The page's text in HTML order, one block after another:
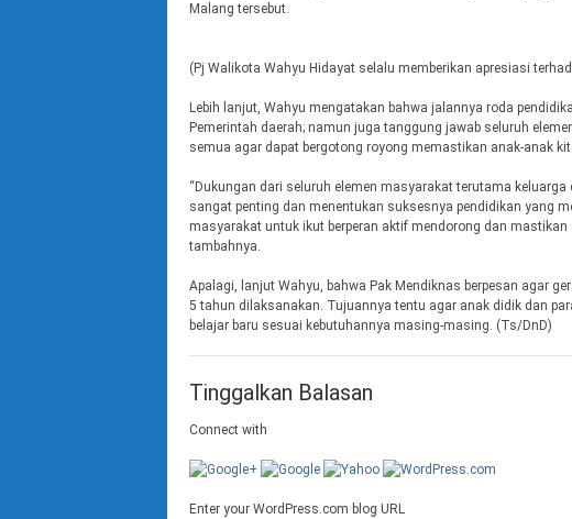
Malang tersebut.
(Pj Walikota Wahyu Hidayat selalu memberikan apresiasi
Lebih lanjut, Wahyu mengatakan bahwa jalannya roda
Pemerintah daerah; namun juga tanggung jawab seluruh
semua agar dapat bergotong royong memastikan anak-anak
“Dukungan dari seluruh elemen masyarakat terutama
sangat penting dan menentukan suksesnya pendidikan yang
masyarakat untuk ikut berperan aktif mendorong dan
tambahnya.
Apalagi, lanjut Wahyu, bahwa Pak Mendiknas berpesan agar
5 tahun dilaksanakan. Tujuannya tentu agar anak didik dan
belajar baru sesuai kebutuhannya masing-masing. (Ts/DnD)
Tinggalkan Balasan
Connect with
Enter your WordPress.com blog URL